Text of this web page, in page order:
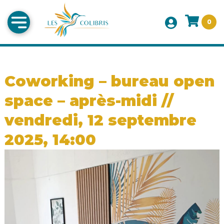
0
Coworking – bureau open
space – après-midi //
vendredi, 12 septembre
2025, 14:00